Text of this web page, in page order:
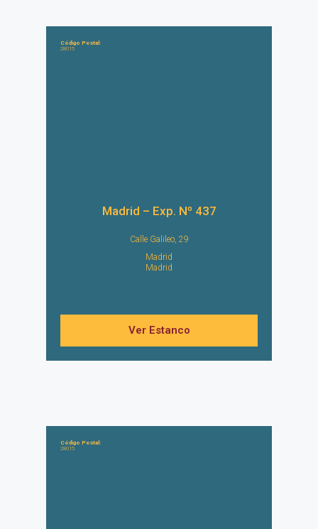
Código Postal:
28015
Madrid – Exp. Nº 437
Calle Galileo, 29
Madrid
Madrid
Ver Estanco
Código Postal:
28015